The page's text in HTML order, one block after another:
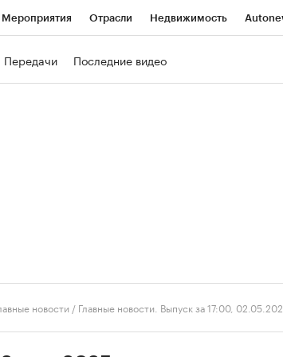
Мероприятия Отрасли Недвижимость
Передачи Последние видео
новости / Главные новости. Выпуск за 17:00,